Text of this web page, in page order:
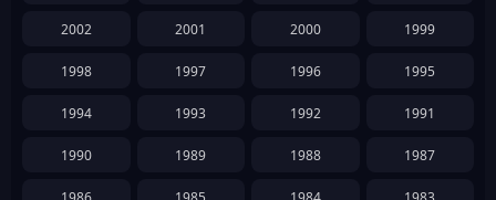
2002 2001 2000 1999
1998 1997 1996 1995
1994 1993 1992 1991
1990 1989 1988 1987